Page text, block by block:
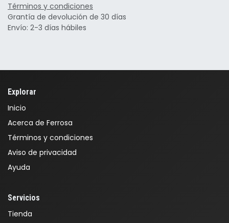
Términos y condiciones
Grantía de devolución de 30 días
Envío: 2-3 días hábiles
Explorar
Inicio
Acerca de Ferrosa
Términos y condiciones
Aviso de privacidad
Ayuda
Servicios
Tienda